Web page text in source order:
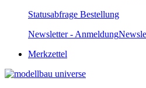
Statusabfrage Bestellung
Newsletter - Anmeldung
Merkzettel